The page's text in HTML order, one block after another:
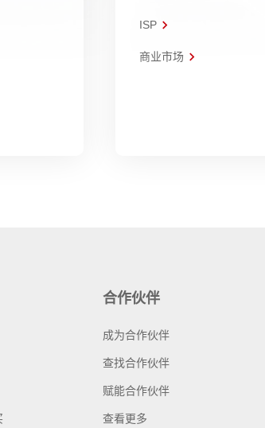
ISP
商业市场
合作伙伴
成为合作伙伴
查找合作伙伴
赋能合作伙伴
查看更多